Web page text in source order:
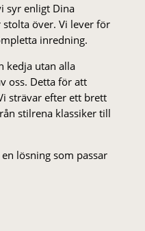
syr enligt Dina
över. Vi lever för
inredning.
kedja utan alla
oss. Detta för att
strä­var efter ett brett
stil­rena klas­siker till
lösning som passar